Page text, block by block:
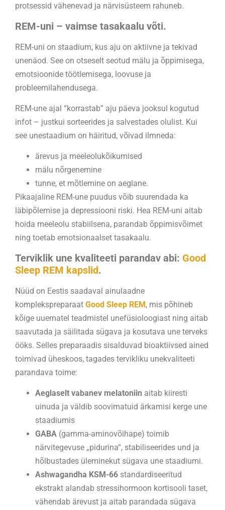
protsessid vähenevad ja närvisüsteem rahuneb.
REM-uni – vaimse tasakaalu võti.
REM-uni on staadium, kus aju on aktiivne ja tekivad
unenäod. See on otseselt seotud mälu ja õppimisega,
emotsioonide töötlemisega, loovuse ja
probleemilahendusega.
REM-une ajal “korrastab” aju päeva jooksul kogutud
infot – justkui sorteerides ja salvestades olulist. Kui
see unestaadium on häiritud, võivad ilmneda:
ärevus ja meeleolukõikumised
mälu nõrgenemine
tunne, et mõtlemine on aeglane.
Pikaajaline REM-une puudus võib suurendada ka
läbipõlemise ja depressiooni riski. Hea REM-uni aitab
hoida meeleolu stabiilsena, parandab õppimisvõimet
ning toetab emotsionaalset tasakaalu.
Terviklik une kvaliteeti parandav abi: Good
Sleep REM kapslid.
Nüüd on Eestis saadaval ainulaadne
komplekspreparaat Good Sleep REM, mis põhineb
kõige uuematel teadmistel unefüsioloogiast ning aitab
saavutada ja säilitada sügava ja kosutava une terveks
ööks. Selles preparaadis sisalduvad bioaktiivsed ained
toimivad üheskoos, tagades tervikliku unekvaliteeti
parandava toime:
Aeglaselt vabanev melatoniin aitab kiiresti
uinuda ja väldib soovimatuid ärkamisi kerge une
staadiumis
GABA (gamma-aminovõihape) toimib
närvitegevuse „pidurina“, stabiliseerides und ja
hõlbustades üleminekut sügava une staadiumi.
Ashwagandha KSM-66 standardiseeritud
ekstrakt alandab stressihormoon kortisooli taset,
vähendab ärevust ja aitab parandada sügava